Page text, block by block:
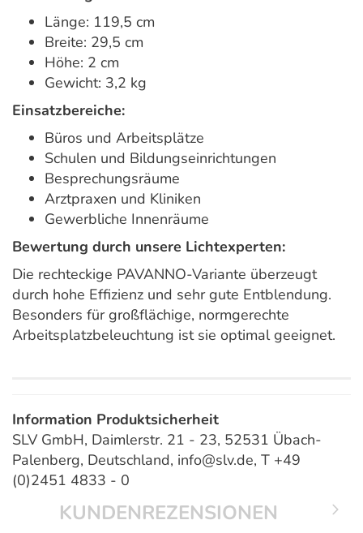
Länge: 119,5 cm
Breite: 29,5 cm
Höhe: 2 cm
Gewicht: 3,2 kg
Einsatzbereiche:
Büros und Arbeitsplätze
Schulen und Bildungseinrichtungen
Besprechungsräume
Arztpraxen und Kliniken
Gewerbliche Innenräume
Bewertung durch unsere Lichtexperten:
Die rechteckige PAVANNO-Variante überzeugt
durch hohe Effizienz und sehr gute Entblendung.
Besonders für großflächige, normgerechte
Arbeitsplatzbeleuchtung ist sie optimal geeignet.
Information Produktsicherheit
SLV GmbH, Daimlerstr. 21 - 23, 52531 Übach-
Palenberg, Deutschland, info@slv.de, T +49
(0)2451 4833 - 0
KUNDENREZENSIONEN